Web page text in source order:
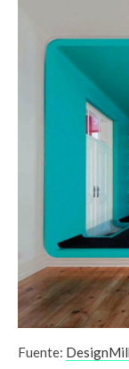
Fuente: